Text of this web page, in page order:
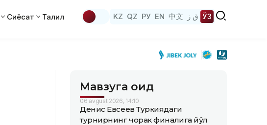
Сиёсат Таҳлил KZ QZ РУ EN 中文 ق ز ЎЗ
Мавзуга оид
06 avgust 2026, 14:10
Денис Евсеев Туркиядаги
турнирнинг чорак финалига йўл